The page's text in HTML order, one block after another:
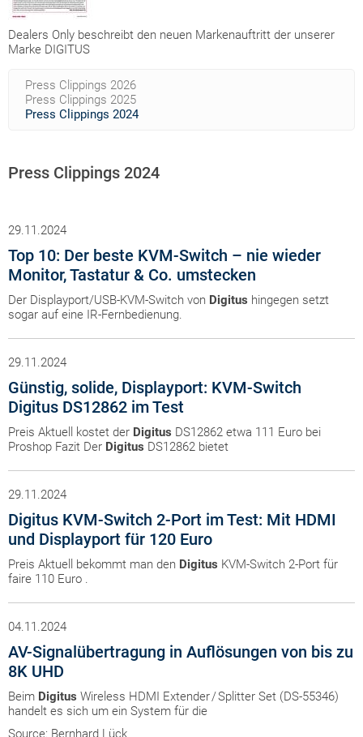
Dealers Only beschreibt den neuen Markenauftritt der unserer
Marke DIGITUS
Press Clippings 2026
Press Clippings 2025
Press Clippings 2024
Press Clippings 2024
29.11.2024
Top 10: Der beste KVM-Switch – nie wieder
Monitor, Tastatur & Co. umstecken
Der Displayport/USB-KVM-Switch von Digitus hingegen setzt
sogar auf eine IR-Fernbedienung.
29.11.2024
Günstig, solide, Displayport: KVM-Switch
Digitus DS12862 im Test
Preis Aktuell kostet der Digitus DS12862 etwa 111 Euro bei
Proshop Fazit Der Digitus DS12862 bietet
29.11.2024
Digitus KVM-Switch 2-Port im Test: Mit HDMI
und Displayport für 120 Euro
Preis Aktuell bekommt man den Digitus KVM-Switch 2-Port für
faire 110 Euro .
04.11.2024
AV-Signalübertragung in Auflösungen von bis zu
8K UHD
Beim Digitus Wireless HDMI Extender / Splitter Set (DS-55346)
handelt es sich um ein System für die
Source: Bernhard Lück